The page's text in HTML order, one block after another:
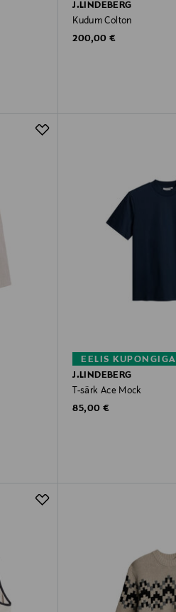
J.LINDEBERG
Kudum Colton
Original Price
200,00 €
EELIS KUPONGIGA
J.LINDEBERG
T-särk Ace Mock
Original Price
85,00 €